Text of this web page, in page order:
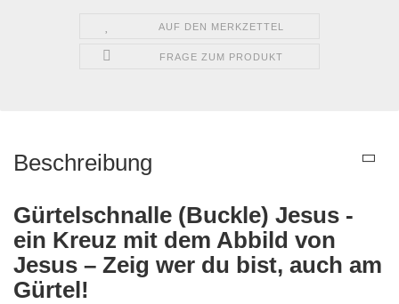
AUF DEN MERKZETTEL
FRAGE ZUM PRODUKT
Beschreibung
Gürtelschnalle (Buckle) Jesus -
ein Kreuz mit dem Abbild von
Jesus – Zeig wer du bist, auch am
Gürtel!